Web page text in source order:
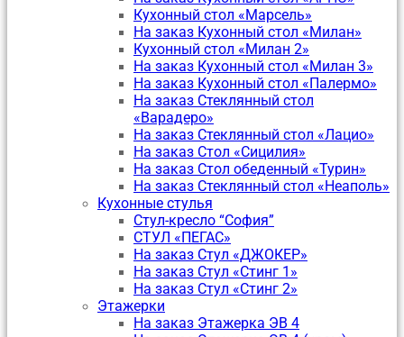
Кухонный стол «Марсель»
На заказ Кухонный стол «Милан»
Кухонный стол «Милан 2»
На заказ Кухонный стол «Милан 3»
На заказ Кухонный стол «Палермо»
На заказ Стеклянный стол
«Варадеро»
На заказ Стеклянный стол «Лацио»
На заказ Стол «Сицилия»
На заказ Стол обеденный «Турин»
На заказ Стеклянный стол «Неаполь»
Кухонные стулья
Стул-кресло “София”
CТУЛ «ПЕГАС»
На заказ Стул «ДЖОКЕР»
На заказ Стул «Стинг 1»
На заказ Стул «Стинг 2»
Этажерки
На заказ Этажерка ЭВ 4